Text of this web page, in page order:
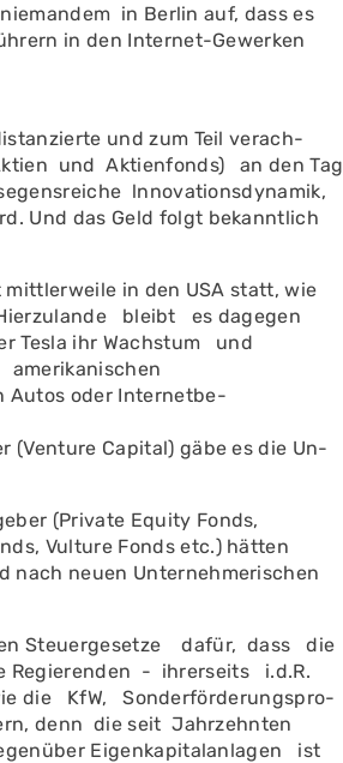
in Berlin auf, dass es
in den Internet-Gewerken
und zum Teil verach­
und Aktienfonds) an den Tag
lnnovationsdy­namik,
Und das Geld folgt bekanntlich
in den USA statt, wie
bleibt es dagegen
Tesla ihr Wachstum und
Autos oder Internetbe­
(Venture Capital) gäbe es die Un­
(Private Equity Fonds,
Vulture Fonds etc.) hätten
neuen Unternehmeri­schen
Steuergesetze dafür, dass die
- ihrerseits i.d.R.
die KfW, Sonderförderungspro­
denn die seit Jahrzehnten
Eigenkapitalanlagen ist